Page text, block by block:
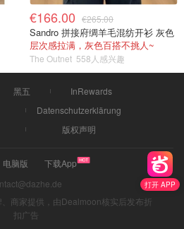
打开 APP
€166.00 €265.00
Sandro 拼接府绸羊毛混纺开衫 灰色
层次感拉满，灰色百搭不挑人~
The Outnet 558人感兴趣
黑五
InRewards
Datenschutzerklärung
版权声明
电脑版
下载App
商家提供，由Dealmoon核实后发布折
扣广告